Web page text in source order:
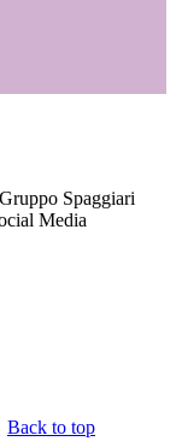
Spaggiari
Media
Back to top